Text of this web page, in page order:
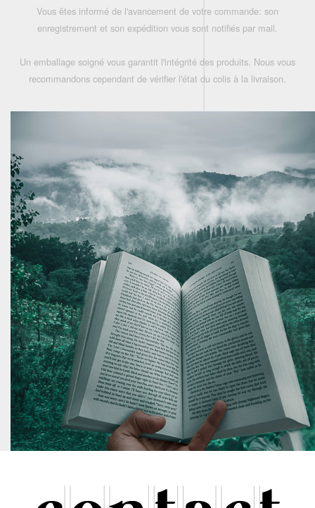
Vous êtes informé de l'avancement de votre commande: son
enregistrement et son expédition vous sont notifiés par mail.
Un emballage soigné vous garantit l'intégrité des produits. Nous vous
recommandons cependant de vérifier l'état du colis à la livraison.